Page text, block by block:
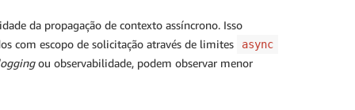
da propagação de contexto assíncrono. Isso
com escopo de solicitação através de limites
async
ou observabilidade, podem observar menor